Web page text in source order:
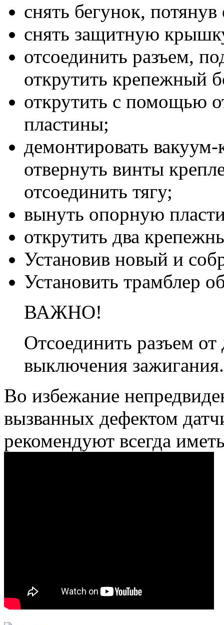
снять бегунок, потянув
снять защитную
отсоединить разъем,
открутить крепежный
открутить с помощью
пластины;
демонтировать
отвернуть винты
отсоединить тягу;
вынуть опорную
открутить два
Установив новый и
Установить трамблер
ВАЖНО!
Отсоединить разъем
выключения зажигания.
Во избежание
вызванных дефектом
рекомендуют всегда